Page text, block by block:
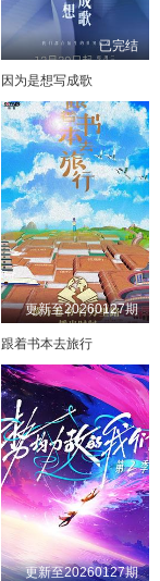
已完结
因为是想写成歌
更新至20260127期
跟着书本去旅行
更新至20260127期